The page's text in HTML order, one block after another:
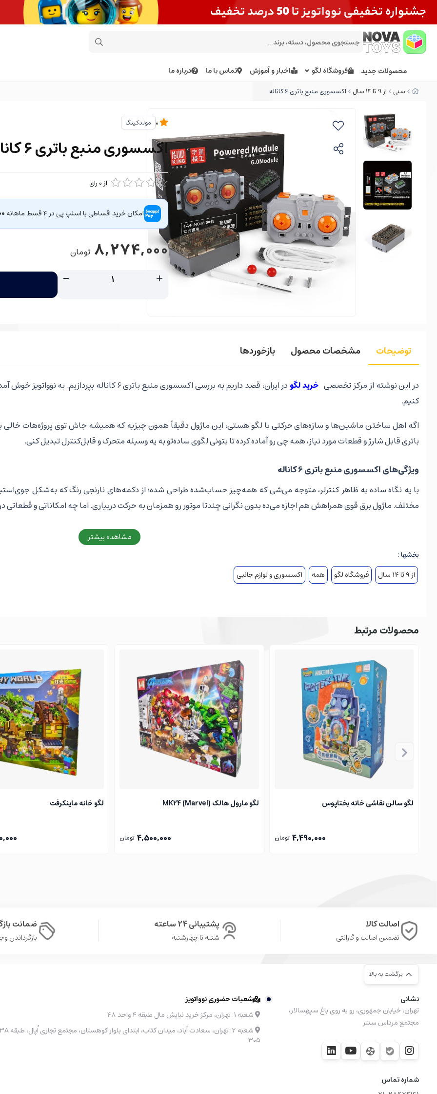
محصولات جدید فروشگاه لگو اخبار و آموزش تماس با ما درباره ما
سنی از 9 تا 14 سال اکسسوری منبع باتری 6 کاناله
مولدکینگ
اکسسوری منبع باتری 6 کاناله
از0 رای
امکان خرید اقساطی با اسنپ پی در ۴ قسط ماهانه
8,274,000 تومان
توضیحات مشخصات محصول بازخوردها
در این نوشته از مرکز تخصصیخرید لگو
در ایران، قصد داریم به بررسی اکسسوری منبع باتری 6
کنیم.
اگه اهل ساختن ماشین‌ها و سازه‌های حرکتی با لگو هستی، این ماژول دقیقاً همون چیزیه که همیشه جاش توی پروژه‌هات خالی
باتری قابل شارژ و قطعات مورد نیاز، همه چی رو آماده کرده تا بتونی لگوی ساده‌تو به یه وسیله متحرک و قابل‌کنترل تبدیل کنی.
ویژگی‌های اکسسوری منبع باتری 6 کاناله
با یه نگاه ساده به ظاهر کنترلر، متوجه می‌شی که همه‌چیز حساب‌شده طراحی شده؛ از دکمه‌های نارنجی رنگ که به‌شکل
مختلف. ماژول برق قوی همراهش هم اجازه می‌ده بدون نگرانی چندتا موتور رو همزمان به حرکت دربیاری. اما چه امکاناتی و قطعاتی
بدنه خوش‌فرم، دکمه‌های جوی‌استیکی با حرکت نرم و روان، مناسب برای کنترل هم‌زمان چند عملکرد در سازه‌هات. دکمه‌های
ماژول برق (Power Box):
یک باتری شارژی پرقدرت با طراحی شفاف و صنعتی که امکان اتصال هم‌زمان تا ۶ موتور یا ماژول دیگر رو فراهم می‌کنه. با ظرفیت بالا و قابل‌اعتماد برای اجرای پروژه‌های سنگین.
برای شارژ سریع و ایمن ماژول قدرت، قابل اتصال به لپ‌تاپ، آداپتور یا پاوربانک.
مخصوص باز و بسته‌کردن قسمت‌های ماژول یا تعویض قطعات ریز.
دو عدد پین اتصال خاکستری:
برای تثبیت اتصال ماژول به سایر بخش‌های لگویی؛ کمک می‌کنن بدون لغزش به سازه متصل شه.
نکته جالب‌تر؟ با گوشی موبایلت هم می‌تونی همه چی رو کنترل کنی. یعنی حتی اگه ریموت دم دستت نباشه، فقط کافیه اپ
این محصول در واقع یک بخش جانبی برای کارایی بهتر لگوهای کنترلی است. ما در مجموعه نوواتویز کنارشما هستیم تا بهترین و
ندارید، برای خرید محصول و راهنمایی اتصالات، کافی است با شماره‌های مجموعه، تماس حاصل فرمایید.
پیشنهادات نوواتویز را از دست ندهید:
: مدل‌های بی‌خطر ولی جذاب برای تمامی سنین
بهترین بازی برای کودک 7 ساله
مشاهده بیشتر
بخشها :
از 9 تا 14 سال
فروشگاه لگو همه اکسسوری و لوازم جانبی
محصولات مرتبط
لگو سالن نقاشی خانه بختاپوس
4,490,000 تومان
لگو مارول هالک MK24 (Marvel)
4,500,000 تومان
لگو خانه ماینکرفت
اصالت کالا
تضمین اصالت و گارانتی
پشتیبانی 24 ساعته
شنبه تا چهارشنبه
ضمانت
بازگرداندن وجه
برگشت به بالا
نشانی
تهران، خیابان جمهوری، رو به روی باغ سپهسالار،
مجتمع مرداس سنتر
شماره تماس
شعبات حضوری نوواتویز
شعبه ۱: تهران، مرکز خرید نیایش مال طبقه 4 واحد 48
۳۰۵